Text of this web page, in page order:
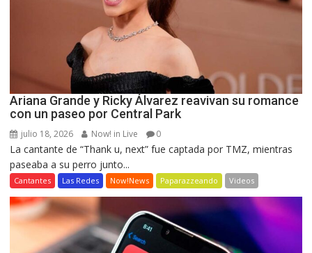
Ariana Grande y Ricky Álvarez reavivan su romance
con un paseo por Central Park
julio 18, 2026 Now! in Live 0
La cantante de “Thank u, next” fue captada por TMZ, mientras
paseaba a su perro junto...
Cantantes Las Redes Now!News Paparazzeando Videos